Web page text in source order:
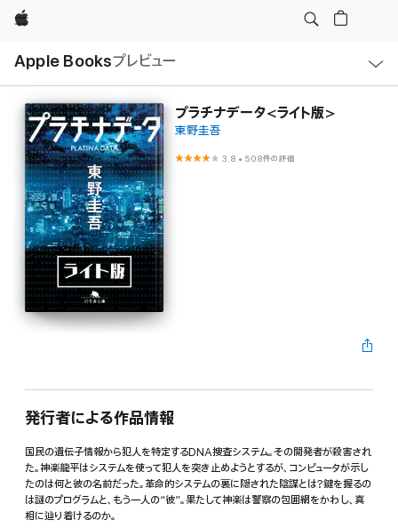
Apple
Apple Booksプレビュー
ル
プラチナデータ<ライト版>
東野圭吾
3.8 • 508件の評価
発行者による作品情報
国民の遺伝子情報から犯人を特定するDNA捜査システム。その開発者が殺害され
た。神楽龍平はシステムを使って犯人を突き止めようとするが、コンピュータが示し
たのは何と彼の名前だった。革命的システムの裏に隠された陰謀とは?鍵を握るの
は謎のプログラムと、もう一人の“彼”。果たして神楽は警察の包囲網をかわし、真
相に辿り着けるのか。